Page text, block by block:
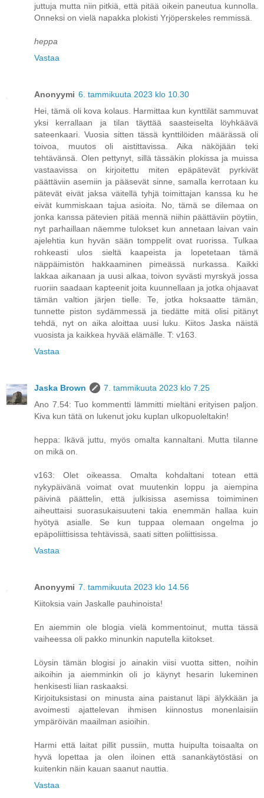
juttuja mutta niin pitkiä, että pitää oikein paneutua kunnolla.
Onneksi on vielä napakka plokisti Yrjöperskeles remmissä.
heppa
Vastaa
Anonyymi 6. tammikuuta 2023 klo 10.30
Hei, tämä oli kova kolaus. Harmittaa kun kynttilät sammuvat
yksi kerrallaan ja tilan täyttää saasteiselta löyhkäävä
sateenkaari. Vuosia sitten tässä kynttilöiden määrässä oli
toivoa, muutos oli aistittavissa. Aika näköjään teki
tehtävänsä. Olen pettynyt, sillä tässäkin plokissa ja muissa
vastaavissa on kirjoitettu miten epäpätevät pyrkivät
päättäviin asemiin ja pääsevät sinne, samalla kerrotaan ku
pätevät eivät jaksa väitellä tyhjä toimittajan kanssa ku he
eivät kummiskaan tajua asioita. No, tämä se dilemaa on
jonka kanssa pätevien pitää mennä niihin päättäviin pöytiin,
nyt parhaillaan näemme tulokset kun annetaan laivan vain
ajelehtia kun hyvän sään tomppelit ovat ruorissa. Tulkaa
rohkeasti ulos sieltä kaapeista ja lopetetaan tämä
näppäimistön hakkaaminen pimeässä nurkassa. Kaikki
lakkaa aikanaan ja uusi alkaa, toivon syvästi myrskyä jossa
ruoriin saadaan kapteenit joita kuunnellaan ja jotka ohjaavat
tämän valtion järjen tielle. Te, jotka hoksaatte tämän,
tunnette piston sydämmessä ja tiedätte mitä olisi pitänyt
tehdä, nyt on aika aloittaa uusi luku. Kiitos Jaska näistä
vuosista ja kaikkea hyvää elämälle. T: v163.
Vastaa
Jaska Brown
7. tammikuuta 2023 klo 7.25
Ano 7.54: Tuo kommentti lämmitti mieltäni erityisen paljon.
Kiva kun tätä on lukenut joku kuplan ulkopuoleltakin!
heppa: Ikävä juttu, myös omalta kannaltani. Mutta tilanne
on mikä on.
v163: Olet oikeassa. Omalta kohdaltani totean että
nykypäivänä voimat ovat muutenkin loppu ja aiempina
päivinä päättelin, että julkisissa asemissa toimiminen
aiheuttaisi suorasukaisuuteni takia enemmän hallaa kuin
hyötyä asialle. Se kun tuppaa olemaan ongelma jo
epäpoliittisissa tehtävissä, saati sitten poliittisissa.
Vastaa
Anonyymi 7. tammikuuta 2023 klo 14.56
Kiitoksia vain Jaskalle pauhinoista!
En aiemmin ole blogia vielä kommentoinut, mutta tässä
vaiheessa oli pakko minunkin naputella kiitokset.
Löysin tämän blogisi jo ainakin viisi vuotta sitten, noihin
aikoihin ja aiemminkin oli jo käynyt hesarin lukeminen
henkisesti liian raskaaksi.
Kirjoituksistasi on minusta aina paistanut läpi älykkään ja
avoimesti ajattelevan ihmisen kiinnostus monenlaisiin
ympäröivän maailman asioihin.
Harmi että laitat pillit pussiin, mutta huipulta toisaalta on
hyvä lopettaa ja olen iloinen että sanankäytöstäsi on
kuitenkin näin kauan saanut nauttia.
Vastaa